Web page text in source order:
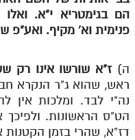
הזמן סט תע"ס
ספרים להורדה
מנוע חיפוש בספרים
תלמוד עשר הספירות בעיון
הם בגימטריא י"א.
פנימית וא' מקיף. ואע"פ
ה)ז"א שורשו אינו רק
ראש, שהוא ג"ר הנקרא
נה"י לבד. ומלכות
הט"ס הראשונות.
דז"א, שהרי בזמן הקטנות